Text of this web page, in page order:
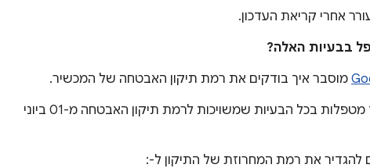
אחרי קריאת העדכון.
מוסבר איך בודקים את רמת תיקון האבטחה של המכשיר.
רמות תיקוני האבטחה מ-01 ביוני 2023 ואילך מטפלות בכל הבעיות שמשויכות לרמת תיקון האבטחה מ-01 ביוני
להגדיר את רמת המחרוזת של התיקון ל-: